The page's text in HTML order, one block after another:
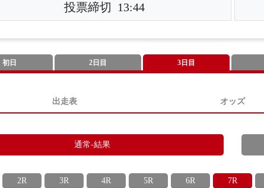
投票締切 13:44
初日 2日目 3日目
出走表 オッズ
通常-結果
2R 3R 4R 5R 6R 7R